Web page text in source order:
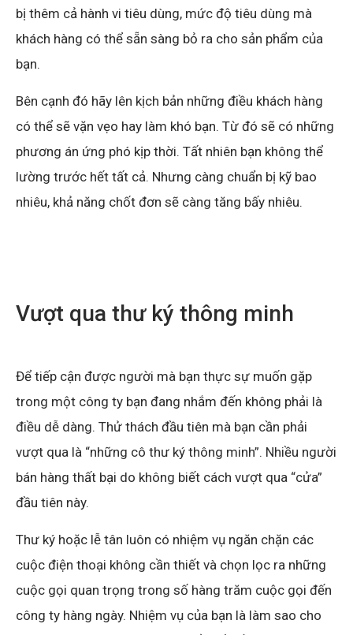
bị thêm cả hành vi tiêu dùng, mức độ tiêu dùng mà
khách hàng có thể sẵn sàng bỏ ra cho sản phẩm của
bạn.
Bên cạnh đó hãy lên kịch bản những điều khách hàng
có thể sẽ vặn vẹo hay làm khó bạn. Từ đó sẽ có những
phương án ứng phó kịp thời. Tất nhiên bạn không thể
lường trước hết tất cả. Nhưng càng chuẩn bị kỹ bao
nhiêu, khả năng chốt đơn sẽ càng tăng bấy nhiêu.
Vượt qua thư ký thông minh
Để tiếp cận được người mà bạn thực sự muốn gặp
trong một công ty bạn đang nhắm đến không phải là
điều dễ dàng. Thử thách đầu tiên mà bạn cần phải
vượt qua là “những cô thư ký thông minh”. Nhiều người
bán hàng thất bại do không biết cách vượt qua “cửa”
đầu tiên này.
Thư ký hoặc lễ tân luôn có nhiệm vụ ngăn chặn các
cuộc điện thoại không cần thiết và chọn lọc ra những
cuộc gọi quan trọng trong số hàng trăm cuộc gọi đến
công ty hàng ngày. Nhiệm vụ của bạn là làm sao cho